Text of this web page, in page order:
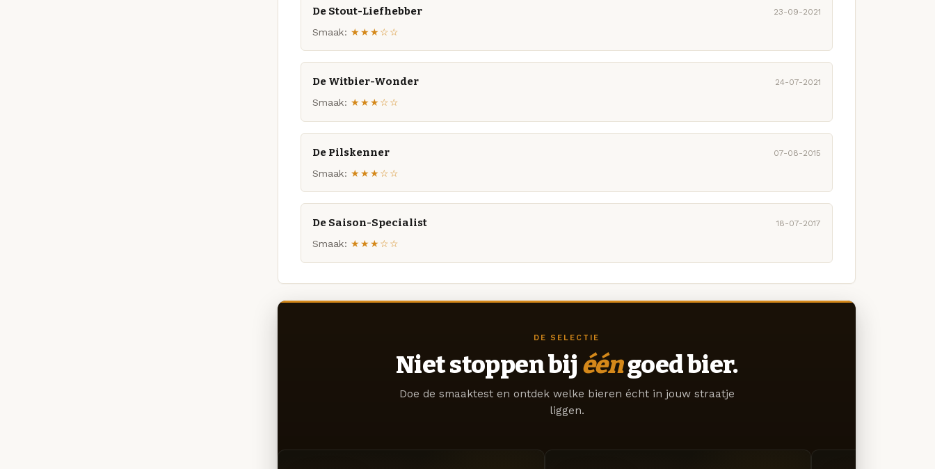
De Stout-Liefhebber 23-09-2021
Smaak: ★★★☆☆
De Witbier-Wonder 24-07-2021
Smaak: ★★★☆☆
De Pilskenner 07-08-2015
Smaak: ★★★☆☆
De Saison-Specialist 18-07-2017
Smaak: ★★★☆☆
DE SELECTIE
Niet stoppen bij ééngoed bier.
Doe de smaaktest en ontdek welke bieren écht in jouw straatje
liggen.